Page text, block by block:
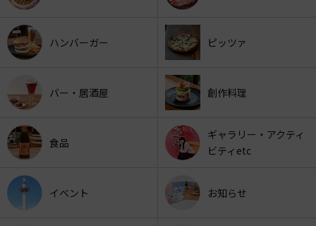
ハンバーガー ピッツァ
バー・居酒屋 創作料理
食品
ギャラリー・アクティ
ビティetc
イベント お知らせ